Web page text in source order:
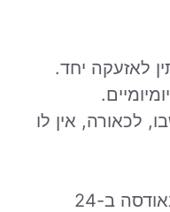
לאזעקה יחד.
לכאורה, אין לו
בשנת 2024 המופע הוצג באודסה ב-24